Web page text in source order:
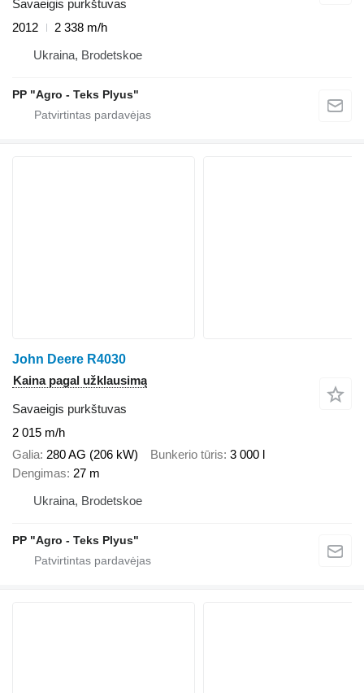
Savaeigis purkštuvas
2012
2 338 m/h
Ukraina, Brodetskoe
PP "Agro - Teks Plyus"
John Deere R4030
Kaina pagal užklausimą
Savaeigis purkštuvas
2 015 m/h
Galia 280 AG (206 kW) Bunkerio tūris 3 000 l
Dengimas 27 m
Ukraina, Brodetskoe
PP "Agro - Teks Plyus"